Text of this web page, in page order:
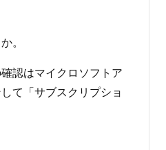
。
認はマイクロソフトア
て「サブスクリプショ